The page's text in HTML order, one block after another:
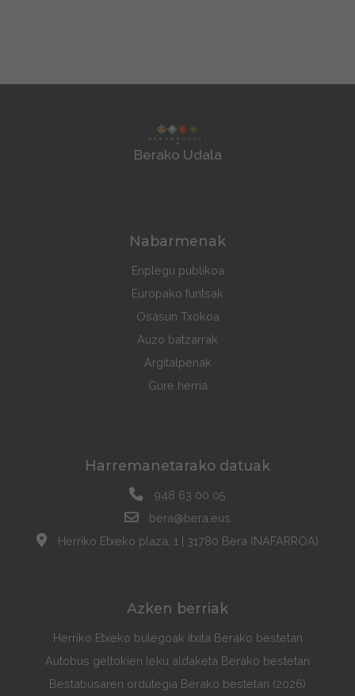
Berako Udala
Nabarmenak
Enplegu publikoa
Europako funtsak
Osasun Txokoa
Auzo batzarrak
Argitalpenak
Gure herria
Harremanetarako datuak
948 63 00 05
bera@bera.eus
Herriko Etxeko plaza, 1 | 31780 Bera (NAFARROA)
Azken berriak
Herriko Etxeko bulegoak itxita Berako bestetan
Autobus geltokien leku aldaketa Berako bestetan
Bestabusaren ordutegia Berako bestetan (2026)